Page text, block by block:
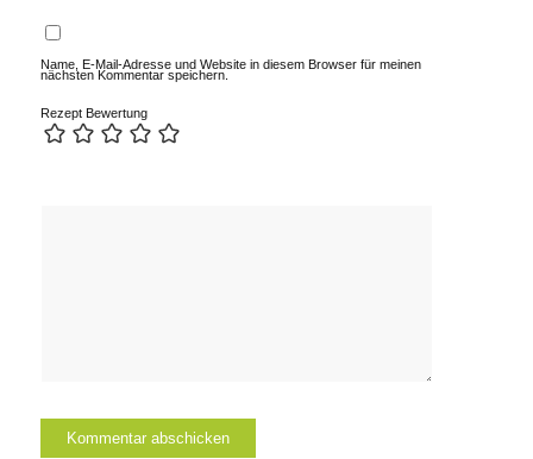
Name, E-Mail-Adresse und Website in diesem Browser für meinen
nächsten Kommentar speichern.
Rezept Bewertung